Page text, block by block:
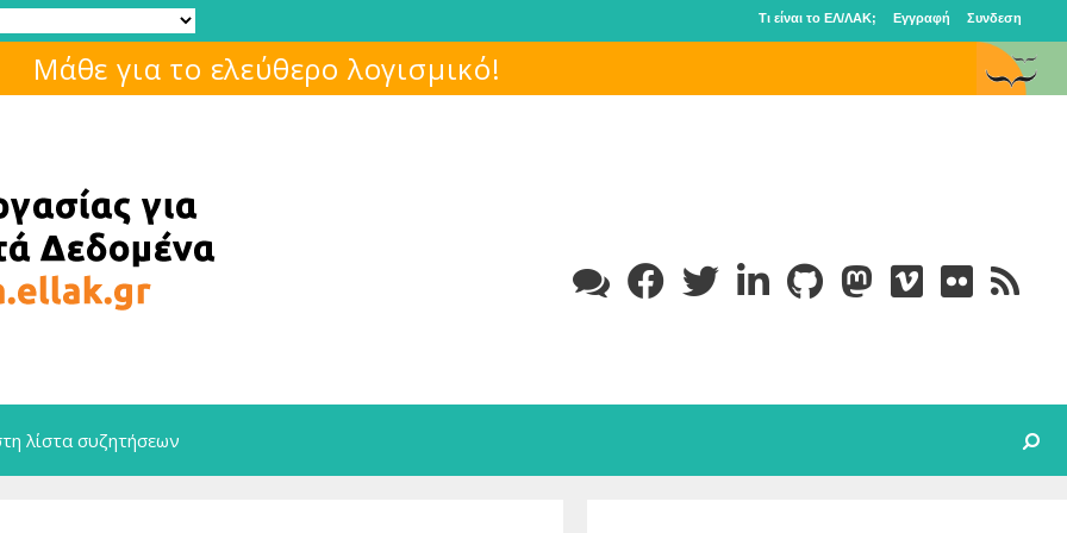
Τι είναι το ΕΛ/ΛΑΚ; Εγγραφή Συνδεση
Διαγωνισμός Ανοικτών Τεχνολογιών στην Εκπαίδευση
λίστα συζητήσεων Search